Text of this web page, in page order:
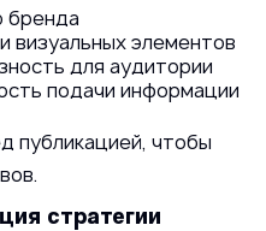
бренда
визуальных элементов
для аудитории
подачи информации
публикацией, чтобы
стратегии